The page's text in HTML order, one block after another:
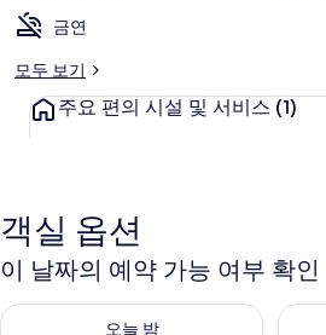
금연
모두 보기
주요 편의 시설 및 서비스 (1)
객실 옵션
이 날짜의 예약 가능 여부 확인
오늘 밤
오늘 밤 예약 가능 여부 확인, 8월 7일 ~
내일